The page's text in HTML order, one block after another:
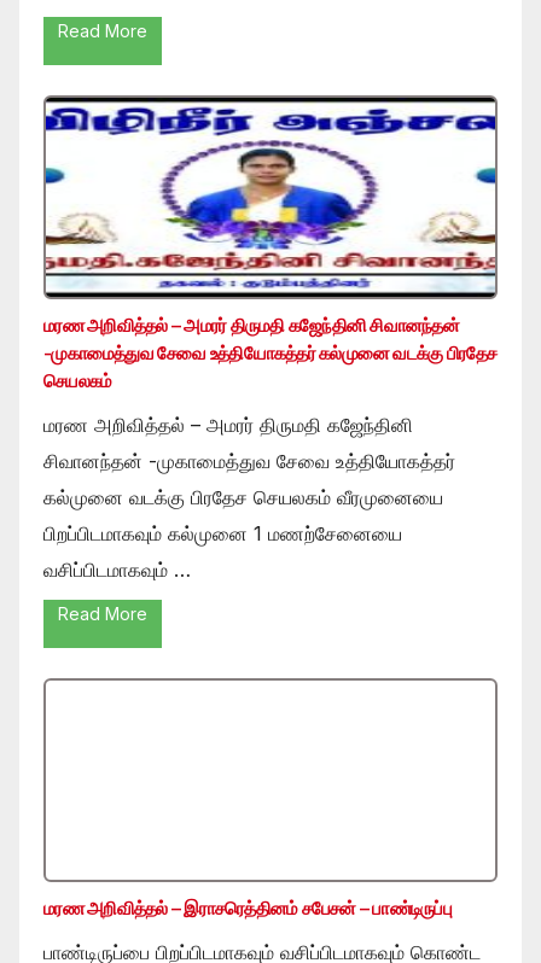
Read More
மரண அறிவித்தல் – அமரர் திருமதி கஜேந்தினி சிவானந்தன்
-முகாமைத்துவ சேவை உத்தியோகத்தர் கல்முனை வடக்கு பிரதேச
செயலகம்
மரண அறிவித்தல் – அமரர் திருமதி கஜேந்தினி
சிவானந்தன் -முகாமைத்துவ சேவை உத்தியோகத்தர்
கல்முனை வடக்கு பிரதேச செயலகம் வீரமுனையை
பிறப்பிடமாகவும் கல்முனை 1 மணற்சேனையை
வசிப்பிடமாகவும் …
Read More
மரண அறிவித்தல் – இராசரெத்தினம் சபேசன் – பாண்டிருப்பு
பாண்டிருப்பை பிறப்பிடமாகவும் வசிப்பிடமாகவும் கொண்ட